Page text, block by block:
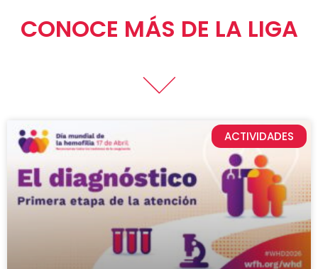
CONOCE MÁS DE LA LIGA
ACTIVIDADES